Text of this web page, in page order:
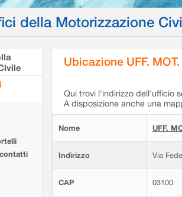
della Motorizzazione
Ubicazione UFF.
Qui trovi l'indirizzo dell'ufficio
A disposizione anche una
Nome UFF.
Indirizzo Via
CAP 03100